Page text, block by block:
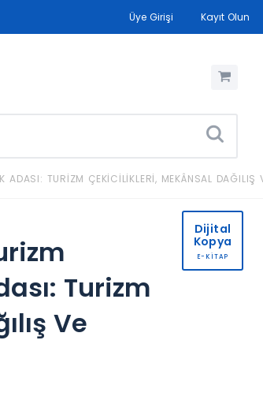
Üye Girişi Kayıt Olun
ADASI: TURIZM ÇEKICILIKLERI, MEKÂNSAL DAĞILIŞ
Turizm
Ve
Dijital
Kopya
E-KİTAP